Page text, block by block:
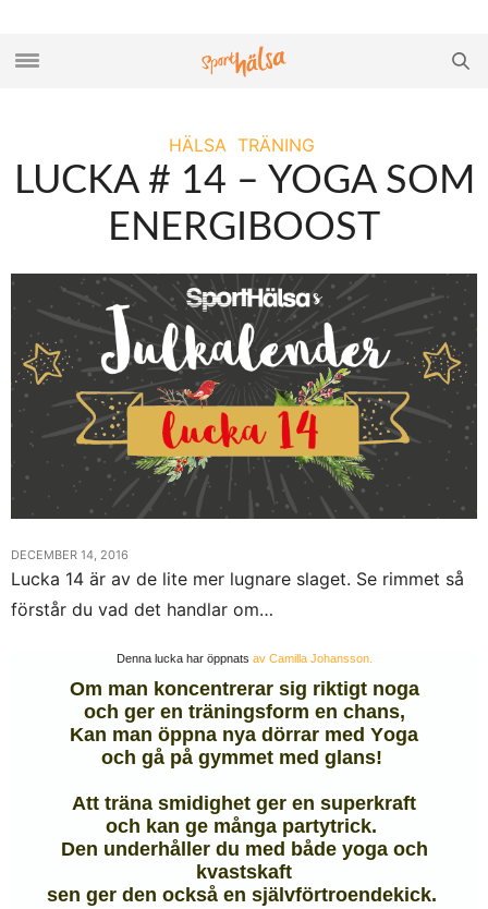
HÄLSA TRÄNING
LUCKA # 14 – YOGA SOM
ENERGIBOOST
DECEMBER 14, 2016
Lucka 14 är av de lite mer lugnare slaget. Se rimmet så
förstår du vad det handlar om…
Denna lucka har öppnats av Camilla Johansson.
Om man koncentrerar sig riktigt noga
och ger en träningsform en chans,
Kan man öppna nya dörrar med Yoga
och gå på gymmet med glans!
Att träna smidighet ger en superkraft
och kan ge många partytrick.
Den underhåller du med både yoga och
kvastskaft
sen ger den också en självförtroendekick.